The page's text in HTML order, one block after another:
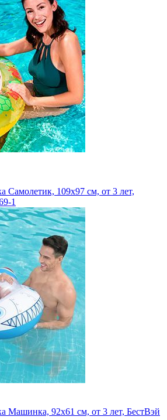
Самолетик, 109х97 см, от 3 лет,
1
Машинка, 92х61 см, от 3 лет, БестВэй